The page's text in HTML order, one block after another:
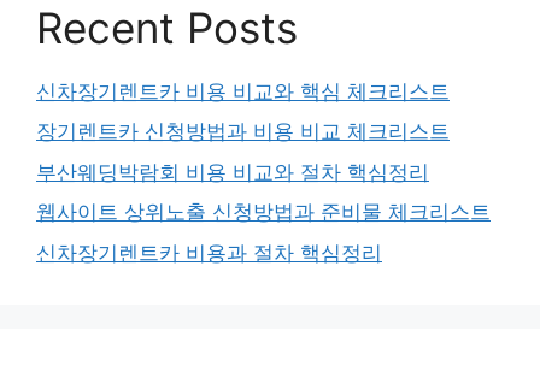
Recent Posts
신차장기렌트카 비용 비교와 핵심 체크리스트
장기렌트카 신청방법과 비용 비교 체크리스트
부산웨딩박람회 비용 비교와 절차 핵심정리
웹사이트 상위노출 신청방법과 준비물 체크리스트
신차장기렌트카 비용과 절차 핵심정리